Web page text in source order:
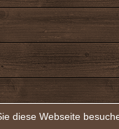
diese Webseite